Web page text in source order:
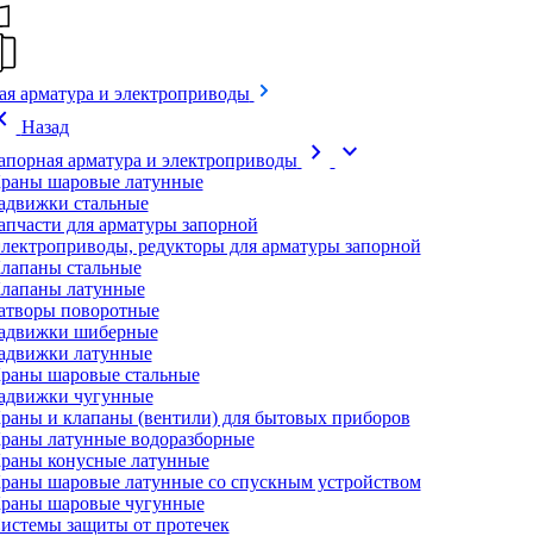
арматура и электроприводы
Назад
арматура и электроприводы
chevron_right expand_more
шаровые латунные
стальные
для арматуры запорной
редукторы для арматуры запорной
стальные
латунные
поворотные
шиберные
латунные
шаровые стальные
чугунные
и клапаны (вентили) для бытовых приборов
латунные водоразборные
конусные латунные
шаровые латунные со спускным устройством
шаровые чугунные
защиты от протечек